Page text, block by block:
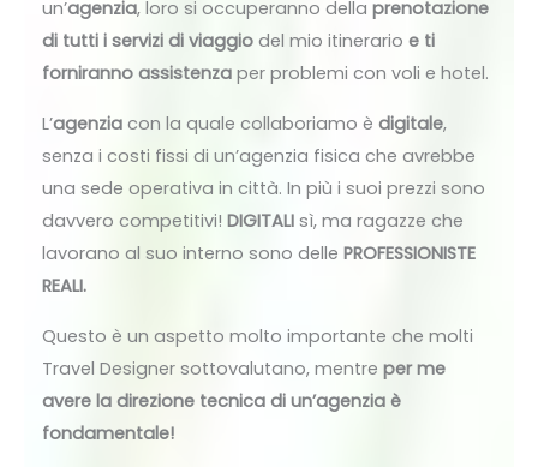
un’agenzia, loro si occuperanno della prenotazione
di tutti i servizi di viaggiodel mio itinerario e ti
forniranno assistenzaper problemi con voli e hotel.
L’agenziacon la quale collaboriamo è digitale,
senza i costi fissi di un’agenzia fisica che avrebbe
una sede operativa in città. In più i suoi prezzi sono
davvero competitivi! DIGITALI sì, ma ragazze che
lavorano al suo interno sono delle PROFESSIONISTE
REALI.
Questo è un aspetto molto importante che molti
Travel Designer sottovalutano, mentre per me
avere la direzione tecnica di un’agenzia è
fondamentale!